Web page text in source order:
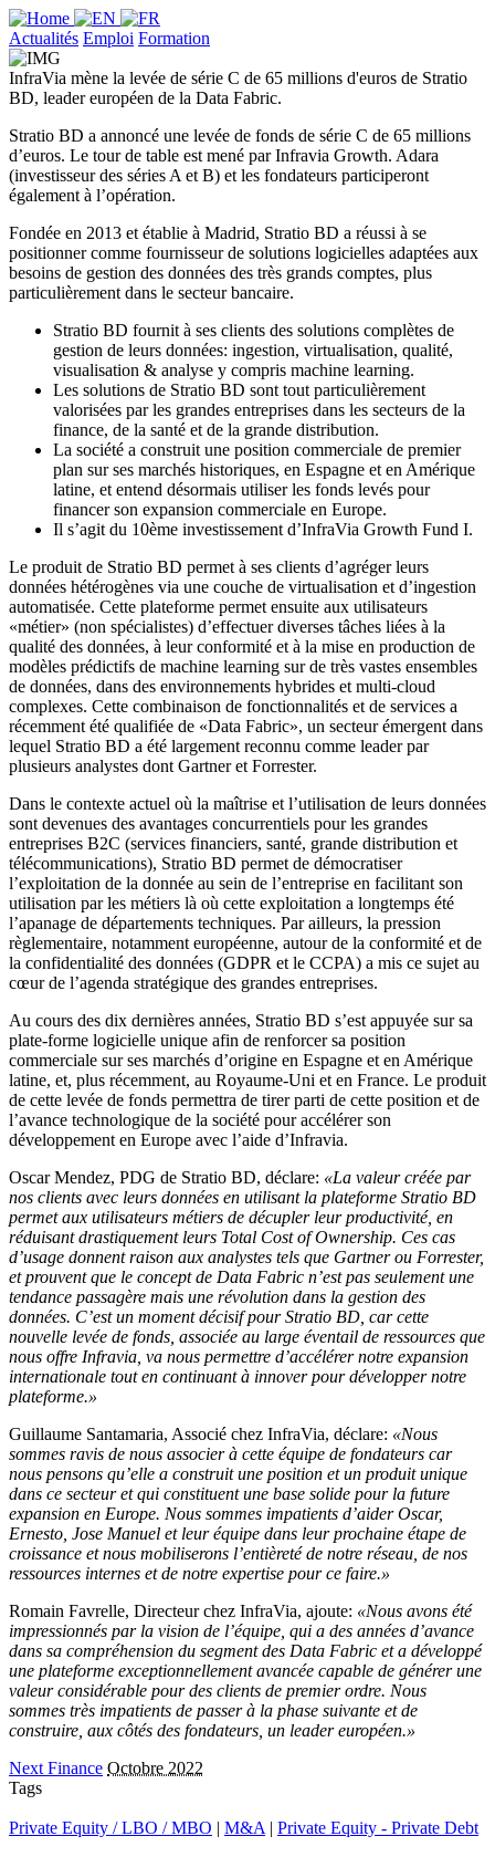
Actualités Emploi Formation
InfraVia mène la levée de série C de 65 millions d'euros de Stratio
BD, leader européen de la Data Fabric.
Stratio BD a annoncé une levée de fonds de série C de 65 millions
d’euros. Le tour de table est mené par Infravia Growth. Adara
(investisseur des séries A et B) et les fondateurs participeront
également à l’opération.
Fondée en 2013 et établie à Madrid, Stratio BD a réussi à se
positionner comme fournisseur de solutions logicielles adaptées aux
besoins de gestion des données des très grands comptes, plus
particulièrement dans le secteur bancaire.
Stratio BD fournit à ses clients des solutions complètes de
gestion de leurs données: ingestion, virtualisation, qualité,
visualisation & analyse y compris machine learning.
Les solutions de Stratio BD sont tout particulièrement
valorisées par les grandes entreprises dans les secteurs de la
finance, de la santé et de la grande distribution.
La société a construit une position commerciale de premier
plan sur ses marchés historiques, en Espagne et en Amérique
latine, et entend désormais utiliser les fonds levés pour
financer son expansion commerciale en Europe.
Il s’agit du 10ème investissement d’InfraVia Growth Fund I.
Le produit de Stratio BD permet à ses clients d’agréger leurs
données hétérogènes via une couche de virtualisation et d’ingestion
automatisée. Cette plateforme permet ensuite aux utilisateurs
«métier» (non spécialistes) d’effectuer diverses tâches liées à la
qualité des données, à leur conformité et à la mise en production de
modèles prédictifs de machine learning sur de très vastes ensembles
de données, dans des environnements hybrides et multi-cloud
complexes. Cette combinaison de fonctionnalités et de services a
récemment été qualifiée de «Data Fabric», un secteur émergent dans
lequel Stratio BD a été largement reconnu comme leader par
plusieurs analystes dont Gartner et Forrester.
Dans le contexte actuel où la maîtrise et l’utilisation de leurs données
sont devenues des avantages concurrentiels pour les grandes
entreprises B2C (services financiers, santé, grande distribution et
télécommunications), Stratio BD permet de démocratiser
l’exploitation de la donnée au sein de l’entreprise en facilitant son
utilisation par les métiers là où cette exploitation a longtemps été
l’apanage de départements techniques. Par ailleurs, la pression
règlementaire, notamment européenne, autour de la conformité et de
la confidentialité des données (GDPR et le CCPA) a mis ce sujet au
cœur de l’agenda stratégique des grandes entreprises.
Au cours des dix dernières années, Stratio BD s’est appuyée sur sa
plate-forme logicielle unique afin de renforcer sa position
commerciale sur ses marchés d’origine en Espagne et en Amérique
latine, et, plus récemment, au Royaume-Uni et en France. Le produit
de cette levée de fonds permettra de tirer parti de cette position et de
l’avance technologique de la société pour accélérer son
développement en Europe avec l’aide d’Infravia.
Oscar Mendez, PDG de Stratio BD, déclare: «La valeur créée par
nos clients avec leurs données en utilisant la plateforme Stratio BD
permet aux utilisateurs métiers de décupler leur productivité, en
réduisant drastiquement leurs Total Cost of Ownership. Ces cas
d’usage donnent raison aux analystes tels que Gartner ou Forrester,
et prouvent que le concept de Data Fabric n’est pas seulement une
tendance passagère mais une révolution dans la gestion des
données. C’est un moment décisif pour Stratio BD, car cette
nouvelle levée de fonds, associée au large éventail de ressources que
nous offre Infravia, va nous permettre d’accélérer notre expansion
internationale tout en continuant à innover pour développer notre
plateforme.»
Guillaume Santamaria, Associé chez InfraVia, déclare: «Nous
sommes ravis de nous associer à cette équipe de fondateurs car
nous pensons qu’elle a construit une position et un produit unique
dans ce secteur et qui constituent une base solide pour la future
expansion en Europe. Nous sommes impatients d’aider Oscar,
Ernesto, Jose Manuel et leur équipe dans leur prochaine étape de
croissance et nous mobiliserons l’entièreté de notre réseau, de nos
ressources internes et de notre expertise pour ce faire.»
Romain Favrelle, Directeur chez InfraVia, ajoute: «Nous avons été
impressionnés par la vision de l’équipe, qui a des années d’avance
dans sa compréhension du segment des Data Fabric et a développé
une plateforme exceptionnellement avancée capable de générer une
valeur considérable pour des clients de premier ordre. Nous
sommes très impatients de passer à la phase suivante et de
construire, aux côtés des fondateurs, un leader européen.»
Next Finance Octobre 2022
Tags
Private Equity / LBO / MBO | M&A | Private Equity - Private Debt